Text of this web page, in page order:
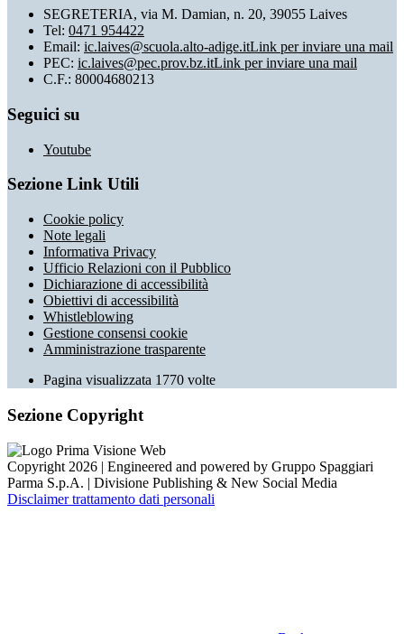
SEGRETERIA, via M. Damian, n. 20, 39055 Laives
Tel: 0471 954422
Email: ic.laives@scuola.alto-adige.itLink per inviare una mail
PEC: ic.laives@pec.prov.bz.itLink per inviare una mail
C.F.: 80004680213
Seguici su
Youtube
Sezione Link Utili
Cookie policy
Note legali
Informativa Privacy
Ufficio Relazioni con il Pubblico
Dichiarazione di accessibilità
Obiettivi di accessibilità
Whistleblowing
Gestione consensi cookie
Amministrazione trasparente
Pagina visualizzata 1770 volte
Sezione Copyright
Copyright 2026 | Engineered and powered by Gruppo Spaggiari
Parma S.p.A. | Divisione Publishing & New Social Media
Disclaimer trattamento dati personali